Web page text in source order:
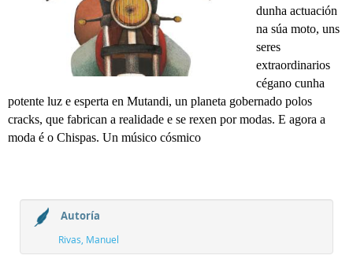
dunha actuación
na súa moto, uns
seres
extraordinarios
cégano cunha
potente luz e esperta en Mutandi, un planeta gobernado polos
cracks, que fabrican a realidade e se rexen por modas. E agora a
moda é o Chispas. Un músico cósmico
Autoría
Rivas, Manuel